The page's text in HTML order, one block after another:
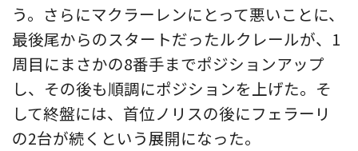
う。さらにマクラーレンにとって悪いことに、
最後尾からのスタートだったルクレールが、1
周目にまさかの8番手までポジションアップ
し、その後も順調にポジションを上げた。そ
して終盤には、首位ノリスの後にフェラーリ
の2台が続くという展開になった。